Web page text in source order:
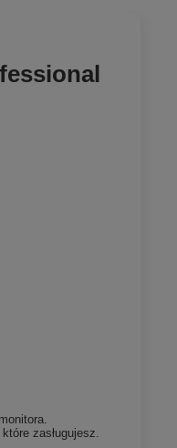
zasługujesz.